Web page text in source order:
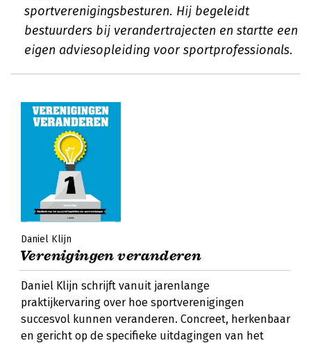
sportverenigingsbesturen. Hij begeleidt
bestuurders bij verandertrajecten en startte een
eigen adviesopleiding voor sportprofessionals.
Daniel Klijn
Verenigingen veranderen
Daniel Klijn schrijft vanuit jarenlange
praktijkervaring over hoe sportverenigingen
succesvol kunnen veranderen. Concreet, herkenbaar
en gericht op de specifieke uitdagingen van het